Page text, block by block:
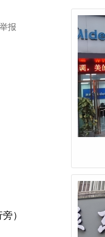
举报
）